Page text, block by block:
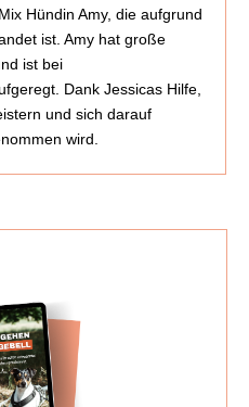
Hündin Amy, die aufgrund
ist. Amy hat große
ist bei
Dank Jessicas Hilfe,
und sich darauf
wird.